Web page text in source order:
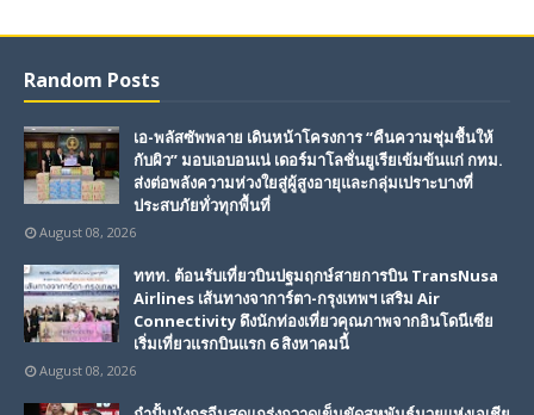
Random Posts
เอ-พลัสซัพพลาย เดินหน้าโครงการ “คืนความชุ่มชื้นให้
กับผิว” มอบเอบอนเน่ เดอร์มาโลชั่นยูเรียเข้มข้นแก่ กทม.
ส่งต่อพลังความห่วงใยสู่ผู้สูงอายุและกลุ่มเปราะบางที่
ประสบภัยทั่วทุกพื้นที่
August 08, 2026
ททท. ต้อนรับเที่ยวบินปฐมฤกษ์สายการบิน TransNusa
Airlines เส้นทางจาการ์ตา-กรุงเทพฯ เสริม Air
Connectivity ดึงนักท่องเที่ยวคุณภาพจากอินโดนีเซีย
เริ่มเที่ยวแรกบินแรก 6 สิงหาคมนี้
August 08, 2026